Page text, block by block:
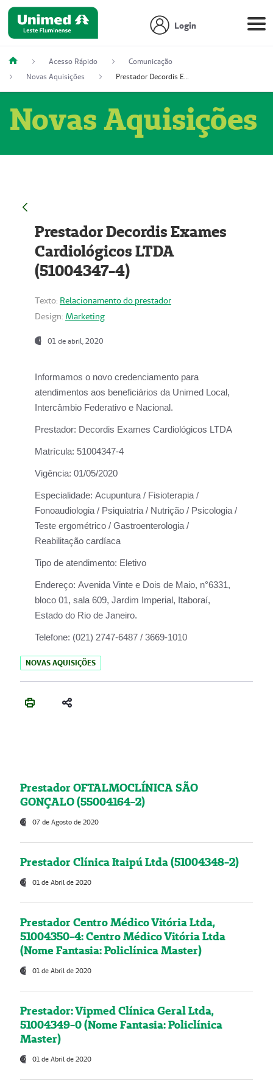
Login
Acesso Rápido
Comunicação
Novas Aquisições
Prestador Decordis Exames Cardiológicos LTDA (51004347-4)
Novas Aquisições
Prestador Decordis Exames
Cardiológicos LTDA
(51004347-4)
Texto: Relacionamento do prestador
Design: Marketing
01 de abril, 2020
Informamos o novo credenciamento para
atendimentos aos beneficiários da Unimed Local,
Intercâmbio Federativo e Nacional.
Prestador: Decordis Exames Cardiológicos LTDA
Matrícula: 51004347-4
Vigência: 01/05/2020
Especialidade: Acupuntura / Fisioterapia /
Fonoaudiologia / Psiquiatria / Nutrição / Psicologia /
Teste ergométrico / Gastroenterologia /
Reabilitação cardíaca
Tipo de atendimento: Eletivo
Endereço: Avenida Vinte e Dois de Maio, n°6331,
bloco 01, sala 609, Jardim Imperial, Itaboraí,
Estado do Rio de Janeiro.
Telefone: (021) 2747-6487 / 3669-1010
NOVAS AQUISIÇÕES
Prestador OFTALMOCLÍNICA SÃO
GONÇALO (55004164-2)
07 de Agosto de 2020
Prestador Clínica Itaipú Ltda (51004348-2)
01 de Abril de 2020
Prestador Centro Médico Vitória Ltda,
51004350-4: Centro Médico Vitória Ltda
(Nome Fantasia: Policlínica Master)
01 de Abril de 2020
Prestador: Vipmed Clínica Geral Ltda,
51004349-0 (Nome Fantasia: Policlínica
Master)
01 de Abril de 2020